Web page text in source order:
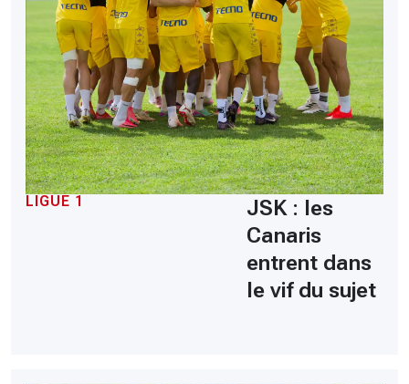
LIGUE 1
JSK : les
Canaris
entrent dans
le vif du sujet